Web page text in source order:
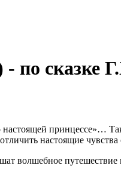
по сказке
принцессе»…
настоящие
волшебное путешествие